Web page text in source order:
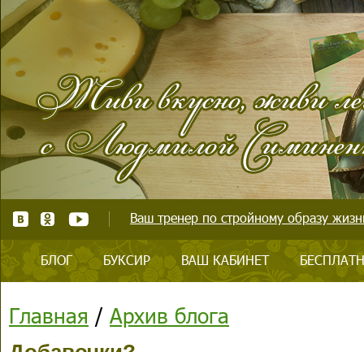
Ваш тренер по стройному образу
БЛОГ БУКСИР ВАШ КАБИНЕТ
Главная / Архив блога